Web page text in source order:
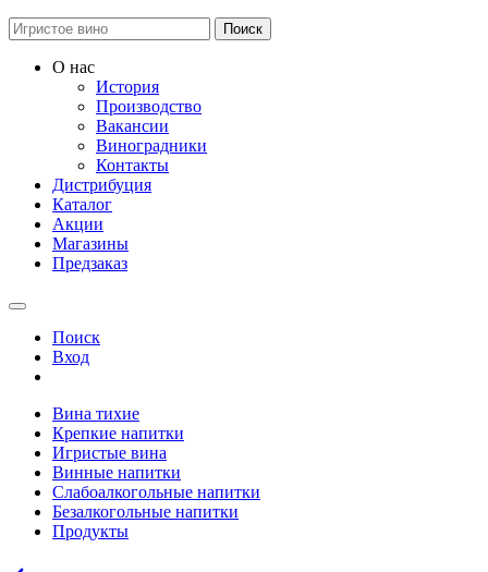
Поиск
О нас
История
Производство
Вакансии
Виноградники
Контакты
Дистрибуция
Каталог
Акции
Магазины
Предзаказ
Поиск
Вход
Вина тихие
Крепкие напитки
Игристые вина
Винные напитки
Слабоалкогольные напитки
Безалкогольные напитки
Продукты